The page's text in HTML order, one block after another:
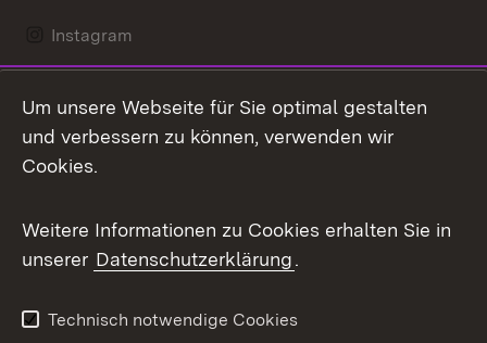
Instagram
Mastodon
Messenger
Social Wall
X / Twitter
Youtube
Um unsere Webseite für Sie optimal gestalten
und verbessern zu können, verwenden wir
Cookies.
Weitere Informationen zu Cookies erhalten Sie in
unserer Datenschutzerklärung.
Technisch notwendige Cookies